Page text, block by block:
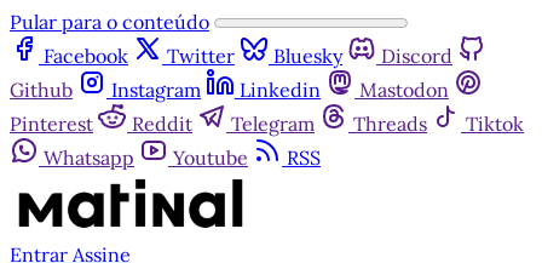
Pular para o conteúdo
Facebook
Twitter Bluesky
Discord
Github
Instagram Linkedin
Mastodon
Pinterest
Reddit Telegram Threads
Tiktok
Whatsapp
Youtube RSS
Entrar Assine